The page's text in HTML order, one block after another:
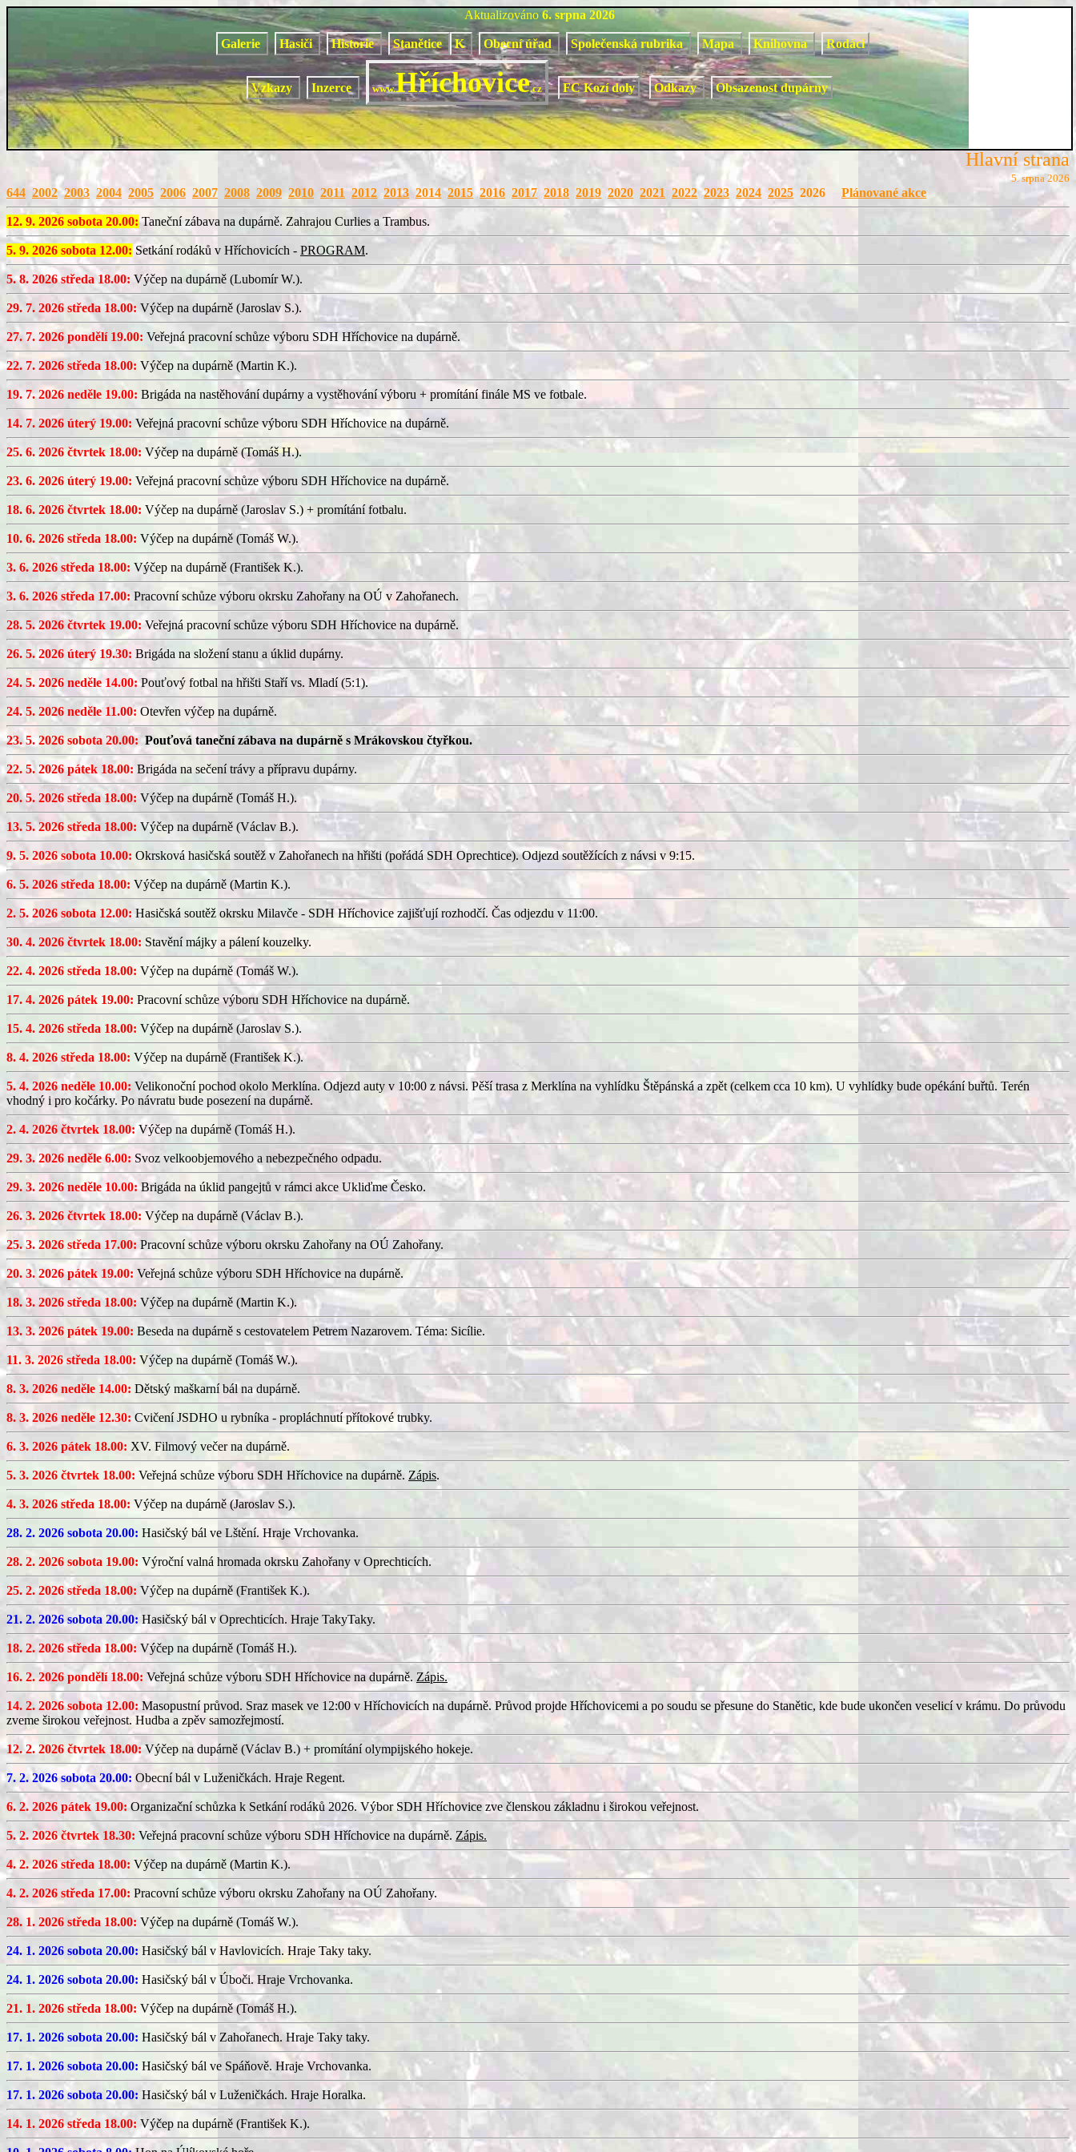
Aktualizováno 6. srpna 2026
Galerie Hasiči Historie Stanětice K Obecní úřad Společenská rubrika Mapa Knihovna Rodáci
Vzkazy Inzerce www.Hříchovice.cz FC Kozí doly Odkazy Obsazenost dupárny
Hlavní strana
5. srpna 2026
644 2002 2003 2004 2005 2006 2007 2008 2009 2010 2011 2012 2013 2014 2015 2016 2017 2018 2019 2020 2021 2022 2023 2024 2025 2026 Plánované akce
12. 9. 2026 sobota 20.00:Taneční zábava na dupárně. Zahrajou Curlies a Trambus.
5. 9. 2026 sobota 12.00: Setkání rodáků v Hříchovicích - PROGRAM.
5. 8. 2026 středa 18.00: Výčep na dupárně (Lubomír W.).
29. 7. 2026 středa 18.00: Výčep na dupárně (Jaroslav S.).
27. 7. 2026 pondělí 19.00: Veřejná pracovní schůze výboru SDH Hříchovice na dupárně.
22. 7. 2026 středa 18.00: Výčep na dupárně (Martin K.).
19. 7. 2026 neděle 19.00: Brigáda na nastěhování dupárny a vystěhování výboru + promítání finále MS ve fotbale.
14. 7. 2026 úterý 19.00: Veřejná pracovní schůze výboru SDH Hříchovice na dupárně.
25. 6. 2026 čtvrtek 18.00: Výčep na dupárně (Tomáš H.).
23. 6. 2026 úterý 19.00: Veřejná pracovní schůze výboru SDH Hříchovice na dupárně.
18. 6. 2026 čtvrtek 18.00: Výčep na dupárně (Jaroslav S.) + promítání fotbalu.
10. 6. 2026 středa 18.00: Výčep na dupárně (Tomáš W.).
3. 6. 2026 středa 18.00: Výčep na dupárně (František K.).
3. 6. 2026 středa 17.00: Pracovní schůze výboru okrsku Zahořany na OÚ v Zahořanech.
28. 5. 2026 čtvrtek 19.00:Veřejná pracovní schůze výboru SDH Hříchovice na dupárně.
26. 5. 2026 úterý 19.30: Brigáda na složení stanu a úklid dupárny.
24. 5. 2026 neděle 14.00:Pouťový fotbal na hřišti Staří vs. Mladí (5:1).
24. 5. 2026 neděle 11.00: Otevřen výčep na dupárně.
23. 5. 2026 sobota 20.00: Pouťová taneční zábava na dupárně s Mrákovskou čtyřkou.
22. 5. 2026 pátek 18.00: Brigáda na sečení trávy a přípravu dupárny.
20. 5. 2026 středa 18.00: Výčep na dupárně (Tomáš H.).
13. 5. 2026 středa 18.00: Výčep na dupárně (Václav B.).
9. 5. 2026 sobota 10.00: Okrsková hasičská soutěž v Zahořanech na hřišti (pořádá SDH Oprechtice). Odjezd soutěžících z návsi v 9:15.
6. 5. 2026 středa 18.00: Výčep na dupárně (Martin K.).
2. 5. 2026 sobota 12.00: Hasičská soutěž okrsku Milavče - SDH Hříchovice zajišťují rozhodčí. Čas odjezdu v 11:00.
30. 4. 2026 čtvrtek 18.00: Stavění májky a pálení kouzelky.
22. 4. 2026 středa 18.00: Výčep na dupárně (Tomáš W.).
17. 4. 2026 pátek 19.00: Pracovní schůze výboru SDH Hříchovice na dupárně.
15. 4. 2026 středa 18.00: Výčep na dupárně (Jaroslav S.).
8. 4. 2026 středa 18.00: Výčep na dupárně (František K.).
5. 4. 2026 neděle 10.00: Velikonoční pochod okolo Merklína. Odjezd auty v 10:00 z návsi. Pěší trasa z Merklína na vyhlídku Štěpánská a zpět (celkem cca 10 km). U vyhlídky bude opékání buřtů. Terén
vhodný i pro kočárky. Po návratu bude posezení na dupárně.
2. 4. 2026 čtvrtek 18.00: Výčep na dupárně (Tomáš H.).
29. 3. 2026 neděle 6.00: Svoz velkoobjemového a nebezpečného odpadu.
29. 3. 2026 neděle 10.00: Brigáda na úklid pangejtů v rámci akce Ukliďme Česko.
26. 3. 2026 čtvrtek 18.00: Výčep na dupárně (Václav B.).
25. 3. 2026 středa 17.00: Pracovní schůze výboru okrsku Zahořany na OÚ Zahořany.
20. 3. 2026 pátek 19.00: Veřejná schůze výboru SDH Hříchovice na dupárně.
18. 3. 2026 středa 18.00: Výčep na dupárně (Martin K.).
13. 3. 2026 pátek 19.00: Beseda na dupárně s cestovatelem Petrem Nazarovem. Téma: Sicílie.
11. 3. 2026 středa 18.00: Výčep na dupárně (Tomáš W.).
8. 3. 2026 neděle 14.00: Dětský maškarní bál na dupárně.
8. 3. 2026 neděle 12.30: Cvičení JSDHO u rybníka - propláchnutí přítokové trubky.
6. 3. 2026 pátek 18.00: XV. Filmový večer na dupárně.
5. 3. 2026 čtvrtek 18.00: Veřejná schůze výboru SDH Hříchovice na dupárně. Zápis.
4. 3. 2026 středa 18.00: Výčep na dupárně (Jaroslav S.).
28. 2. 2026 sobota 20.00: Hasičský bál ve Lštění. Hraje Vrchovanka.
28. 2. 2026 sobota 19.00: Výroční valná hromada okrsku Zahořany v Oprechticích.
25. 2. 2026 středa 18.00: Výčep na dupárně (František K.).
21. 2. 2026 sobota 20.00: Hasičský bál v Oprechticích. Hraje TakyTaky.
18. 2. 2026 středa 18.00: Výčep na dupárně (Tomáš H.).
16. 2. 2026 pondělí 18.00: Veřejná schůze výboru SDH Hříchovice na dupárně. Zápis.
14. 2. 2026 sobota 12.00: Masopustní průvod. Sraz masek ve 12:00 v Hříchovicích na dupárně. Průvod projde Hříchovicemi a po soudu se přesune do Stanětic, kde bude ukončen veselicí v krámu. Do průvodu
zveme širokou veřejnost. Hudba a zpěv samozřejmostí.
12. 2. 2026 čtvrtek 18.00: Výčep na dupárně (Václav B.) + promítání olympijského hokeje.
7. 2. 2026 sobota 20.00: Obecní bál v Luženičkách. Hraje Regent.
6. 2. 2026 pátek 19.00:Organizační schůzka k Setkání rodáků 2026. Výbor SDH Hříchovice zve členskou základnu i širokou veřejnost.
5. 2. 2026 čtvrtek 18.30: Veřejná pracovní schůze výboru SDH Hříchovice na dupárně. Zápis.
4. 2. 2026 středa 18.00: Výčep na dupárně (Martin K.).
4. 2. 2026 středa 17.00: Pracovní schůze výboru okrsku Zahořany na OÚ Zahořany.
28. 1. 2026 středa 18.00: Výčep na dupárně (Tomáš W.).
24. 1. 2026 sobota 20.00: Hasičský bál v Havlovicích. Hraje Taky taky.
24. 1. 2026 sobota 20.00: Hasičský bál v Úboči. Hraje Vrchovanka.
21. 1. 2026 středa 18.00: Výčep na dupárně (Tomáš H.).
17. 1. 2026 sobota 20.00: Hasičský bál v Zahořanech. Hraje Taky taky.
17. 1. 2026 sobota 20.00: Hasičský bál ve Spáňově. Hraje Vrchovanka.
17. 1. 2026 sobota 20.00: Hasičský bál v Luženičkách. Hraje Horalka.
14. 1. 2026 středa 18.00: Výčep na dupárně (František K.).